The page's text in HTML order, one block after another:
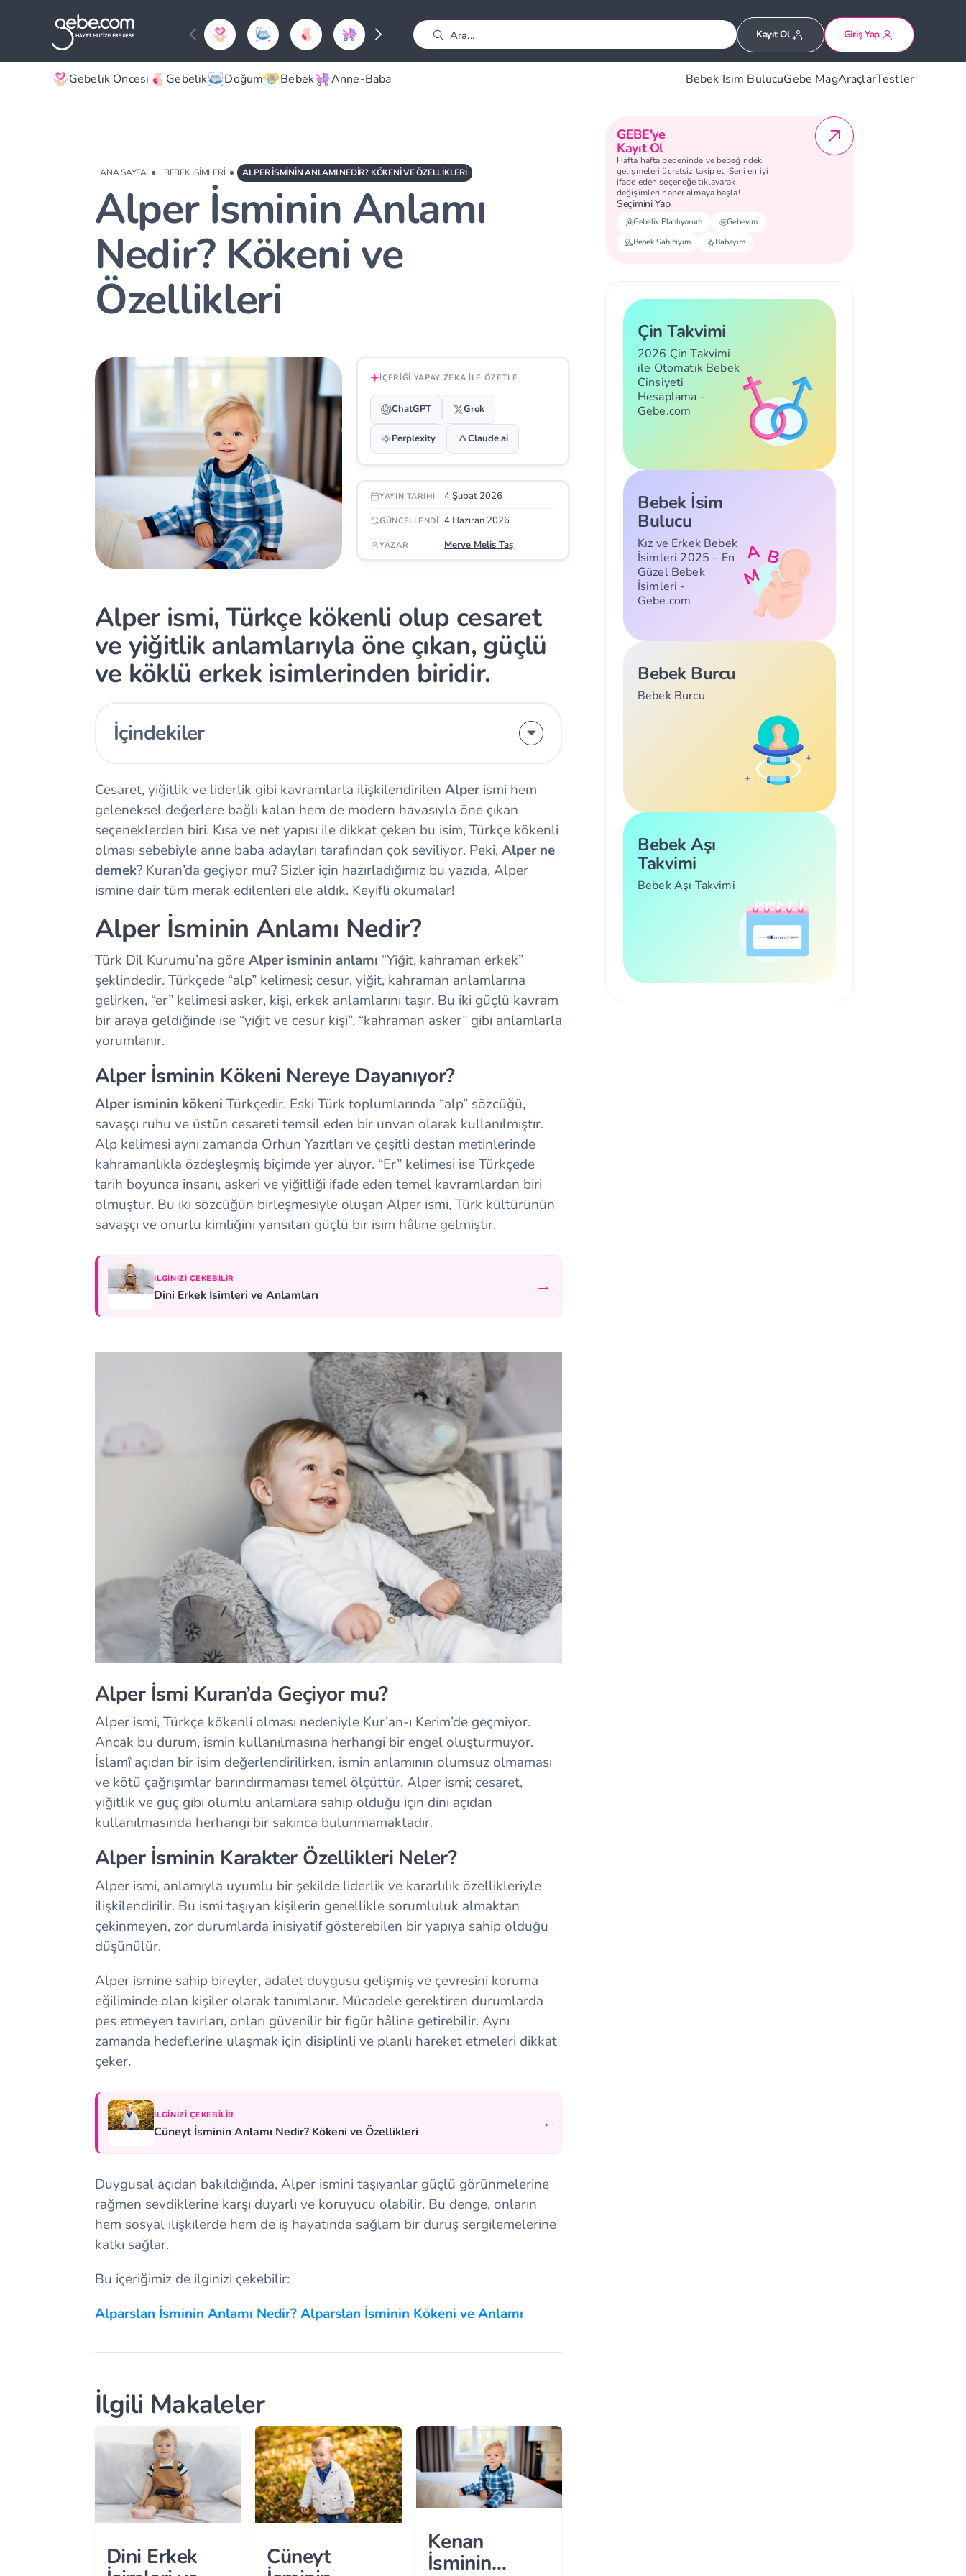
Kayıt Ol Giriş Yap
Gebelik Öncesi Gebelik Doğum Bebek Anne-Baba Bebek İsim BulucuGebe MagAraçlarTestler
ANA SAYFA BEBEK İSIMLERI ALPER İSMININ ANLAMI NEDIR? KÖKENI VE ÖZELLIKLERI
Alper İsminin Anlamı
Nedir? Kökeni ve
Özellikleri
İÇERIĞI YAPAY ZEKA ILE ÖZETLE
ChatGPT Grok
Perplexity Claude.ai
YAYIN TARIHI 4 Şubat 2026
GÜNCELLENDI 4 Haziran 2026
YAZAR Merve Melis Taş
Alper ismi, Türkçe kökenli olup cesaret
ve yiğitlik anlamlarıyla öne çıkan, güçlü
ve köklü erkek isimlerinden biridir.
İçindekiler
Cesaret, yiğitlik ve liderlik gibi kavramlarla ilişkilendirilen Alperismi hem
geleneksel değerlere bağlı kalan hem de modern havasıyla öne çıkan
seçeneklerden biri. Kısa ve net yapısı ile dikkat çeken bu isim, Türkçe kökenli
olması sebebiyle anne baba adayları tarafından çok seviliyor. Peki,Alper ne
demek? Kuran’da geçiyor mu? Sizler için hazırladığımız bu yazıda, Alper
ismine dair tüm merak edilenleri ele aldık. Keyifli okumalar!
Alper İsminin Anlamı Nedir?
Türk Dil Kurumu’na göreAlper isminin anlamı “Yiğit, kahraman erkek”
şeklindedir. Türkçede “alp” kelimesi; cesur, yiğit, kahraman anlamlarına
gelirken, “er” kelimesi asker, kişi, erkek anlamlarını taşır. Bu iki güçlü kavram
bir araya geldiğinde ise “yiğit ve cesur kişi”, “kahraman asker” gibi anlamlarla
yorumlanır.
Alper İsminin Kökeni Nereye Dayanıyor?
Alper isminin kökeni Türkçedir. Eski Türk toplumlarında “alp” sözcüğü,
savaşçı ruhu ve üstün cesareti temsil eden bir unvan olarak kullanılmıştır.
Alp kelimesi aynı zamanda Orhun Yazıtları ve çeşitli destan metinlerinde
kahramanlıkla özdeşleşmiş biçimde yer alıyor. “Er” kelimesi ise Türkçede
tarih boyunca insanı, askeri ve yiğitliği ifade eden temel kavramlardan biri
olmuştur. Bu iki sözcüğün birleşmesiyle oluşan Alper ismi, Türk kültürünün
savaşçı ve onurlu kimliğini yansıtan güçlü bir isim hâline gelmiştir.
İLGINIZI ÇEKEBILIR
Dini Erkek İsimleri ve Anlamları →
Alper İsmi Kuran’da Geçiyor mu?
Alper ismi, Türkçe kökenli olması nedeniyle Kur’an-ı Kerim’de geçmiyor.
Ancak bu durum, ismin kullanılmasına herhangi bir engel oluşturmuyor.
İslamî açıdan bir isim değerlendirilirken, ismin anlamının olumsuz olmaması
ve kötü çağrışımlar barındırmaması temel ölçüttür. Alper ismi; cesaret,
yiğitlik ve güç gibi olumlu anlamlara sahip olduğu için dini açıdan
kullanılmasında herhangi bir sakınca bulunmamaktadır.
Alper İsminin Karakter Özellikleri Neler?
Alper ismi, anlamıyla uyumlu bir şekilde liderlik ve kararlılık özellikleriyle
ilişkilendirilir. Bu ismi taşıyan kişilerin genellikle sorumluluk almaktan
çekinmeyen, zor durumlarda inisiyatif gösterebilen bir yapıya sahip olduğu
düşünülür.
Alper ismine sahip bireyler, adalet duygusu gelişmiş ve çevresini koruma
eğiliminde olan kişiler olarak tanımlanır. Mücadele gerektiren durumlarda
pes etmeyen tavırları, onları güvenilir bir figür hâline getirebilir. Aynı
zamanda hedeflerine ulaşmak için disiplinli ve planlı hareket etmeleri dikkat
çeker.
İLGINIZI ÇEKEBILIR
Cüneyt İsminin Anlamı Nedir? Kökeni ve Özellikleri →
Duygusal açıdan bakıldığında, Alper ismini taşıyanlar güçlü görünmelerine
rağmen sevdiklerine karşı duyarlı ve koruyucu olabilir. Bu denge, onların
hem sosyal ilişkilerde hem de iş hayatında sağlam bir duruş sergilemelerine
katkı sağlar.
Bu içeriğimiz de ilginizi çekebilir:
Alparslan İsminin Anlamı Nedir? Alparslan İsminin Kökeni ve Anlamı
İlgili Makaleler
Dini Erkek Cüneyt
Kenan
İsminin
GEBE'ye
Kayıt Ol
Hafta hafta bedeninde ve bebeğindeki
gelişmeleri ücretsiz takip et. Seni en iyi
ifade eden seçeneğe tıklayarak,
değişimleri haber almaya başla!
Seçimini Yap
Gebelik Planlıyorum
Gebeyim
Bebek Sahibiyim
Babayım
Çin Takvimi
2026 Çin Takvimi
ile Otomatik Bebek
Cinsiyeti
Hesaplama -
Gebe.com
Bebek İsim
Bulucu
Kız ve Erkek Bebek
İsimleri 2025 – En
Güzel Bebek
İsimleri -
Gebe.com
Bebek Burcu
Bebek Burcu
Bebek Aşı
Takvimi
Bebek Aşı Takvimi